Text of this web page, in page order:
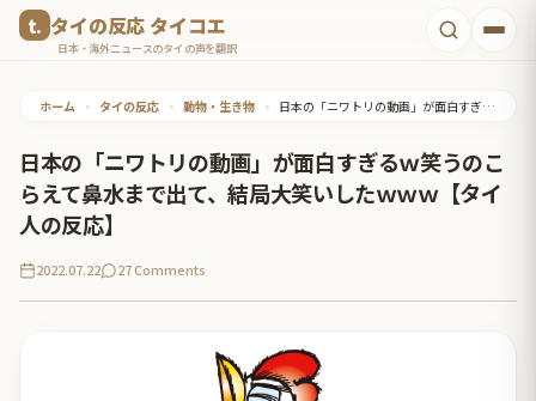
タイの反応 タイコエ
日本・海外ニュースのタイの声を翻訳
ホーム • タイの反応 • 動物・生き物 • 日本の「ニワトリの動画」が面白すぎるｗ笑うのこらえて鼻水まで出て、結局大笑いしたｗｗｗ【タイ人の反応】
日本の「ニワトリの動画」が面白すぎるｗ笑うのこ
らえて鼻水まで出て、結局大笑いしたｗｗｗ【タイ
人の反応】
2022.07.22 27 Comments